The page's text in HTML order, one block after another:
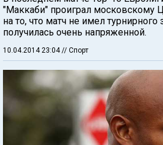
"Маккаби" проиграл московскому
на то, что матч не имел турнирного
получилась очень напряженной.
10.04.2014 23:04 // Спорт